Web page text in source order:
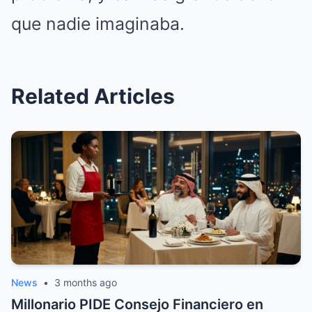
que nadie imaginaba.
Related Articles
News • 3 months ago
Millonario PIDE Consejo Financiero en